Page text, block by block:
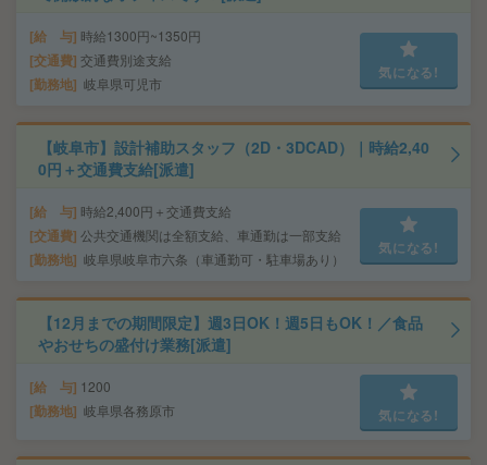
給 与 時給1300円~1350円
交通費 交通費別途支給
勤務地 岐阜県可児市
気になる!
【岐阜市】設計補助スタッフ（2D・3DCAD）｜時給2,40
0円＋交通費支給[派遣]
給 与 時給2,400円＋交通費支給
交通費 公共交通機関は全額支給、車通勤は一部支給
勤務地 岐阜県岐阜市六条（車通勤可・駐車場あり）
気になる!
【12月までの期間限定】週3日OK！週5日もOK！／食品
やおせちの盛付け業務[派遣]
給 与 1200
勤務地 岐阜県各務原市 気になる!